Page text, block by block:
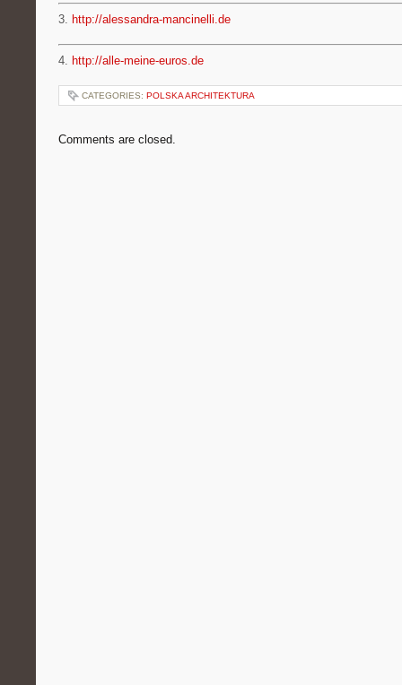
3. http://alessandra-mancinelli.de
4. http://alle-meine-euros.de
CATEGORIES: POLSKA ARCHITEKTURA
Comments are closed.